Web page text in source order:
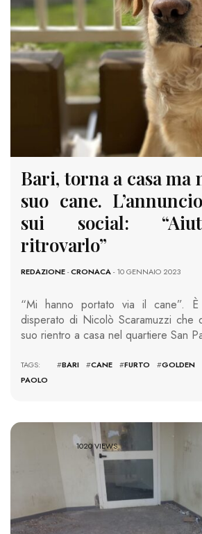
Bari, torna a casa ma
suo cane.
sui social:
ritrovarlo”
REDAZIONE-CRONACA- 10 GENNAIO 2023
“Mi hanno portato via il cane”. È
disperato di Nicolò Scaramuzzi che
suo rientro a casa nel quartiere San
TAGS: #BARI #CANE #FURTO #GOLDEN
PAOLO
1020 VIEWS